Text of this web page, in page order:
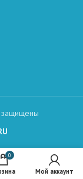
защищены
0
Мой аккаунт